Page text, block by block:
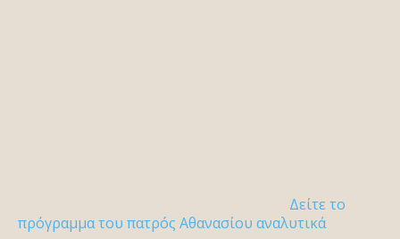
Δείτε το
πρόγραμμα του πατρός Αθανασίου αναλυτικά